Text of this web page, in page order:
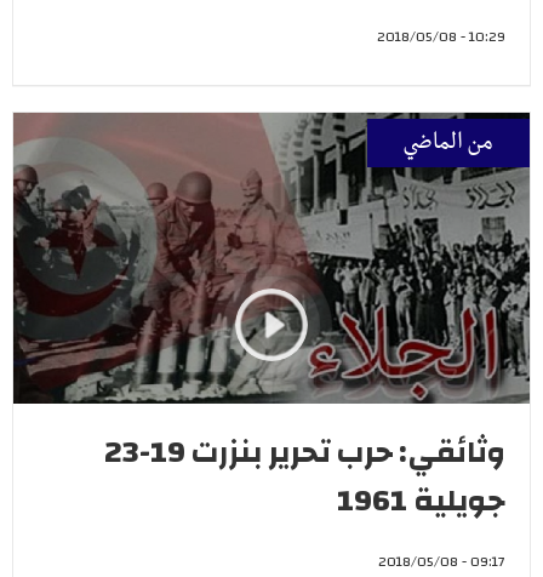
10:29 - 2018/05/08
من الماضي
وثائقي: حرب تحرير بنزرت 19-23
جويلية 1961
09:17 - 2018/05/08